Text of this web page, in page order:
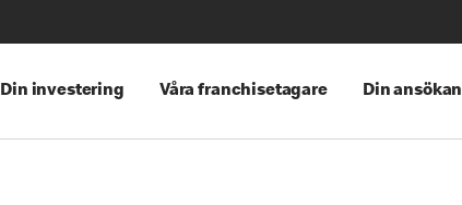
Din investering Våra franchisetagare Din ansökan